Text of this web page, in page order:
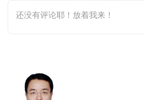
还没有评论耶！放着我来！